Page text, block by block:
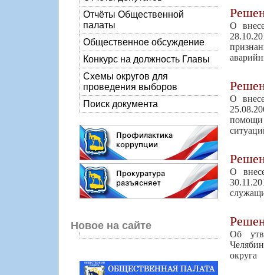
Отчёты Общественной
палаты
Общественное обсуждение
Конкурс на должность Главы
Схемы округов для
проведения выборов
Поиск документа
Новое на сайте
О
О
помощи
О
Об
округа